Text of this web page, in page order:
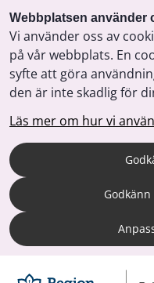
Webbplatsen använder
Vi använder oss av
på vår webbplats. En
syfte att göra
den är inte skadlig för
Läs mer om hur vi